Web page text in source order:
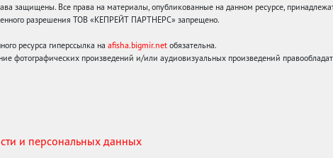
защищены. Все права на материалы, опубликованные на данном ресурсе,
разрешения ТОВ «КЕПРЕЙТ ПАРТНЕРС» запрещено.
ресурса гиперссылка на afisha.bigmir.net обязательна.
фотографических произведений и/или аудиовизуальных произведений
и персональных данных